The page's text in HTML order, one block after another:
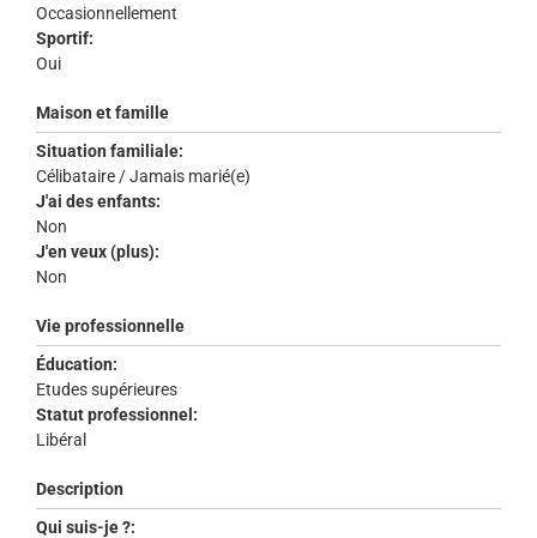
Occasionnellement
Sportif:
Oui
Maison et famille
Situation familiale:
Célibataire / Jamais marié(e)
J'ai des enfants:
Non
J'en veux (plus):
Non
Vie professionnelle
Éducation:
Etudes supérieures
Statut professionnel:
Libéral
Description
Qui suis-je ?: